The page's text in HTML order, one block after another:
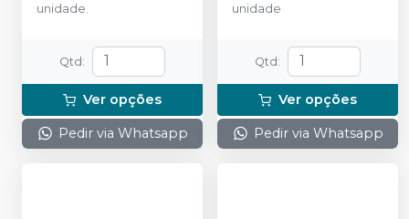
unidade.
Qtd :
Ver opções
Pedir via Whatsapp
unidade
Qtd :
Ver opções
Pedir via Whatsapp